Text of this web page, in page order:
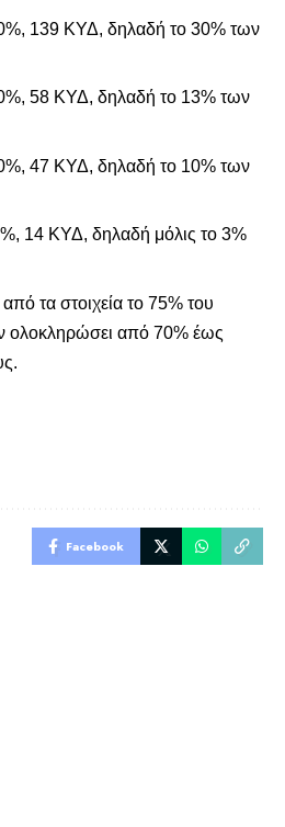
139 ΚΥΔ, δηλαδή το 30% των
58 ΚΥΔ, δηλαδή το 13% των
47 ΚΥΔ, δηλαδή το 10% των
14 ΚΥΔ, δηλαδή μόλις το 3%
τα στοιχεία το 75% του
ολοκληρώσει από 70% έως
Facebook